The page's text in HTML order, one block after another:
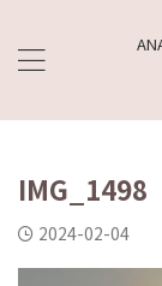
IMG_1498
2024-02-04